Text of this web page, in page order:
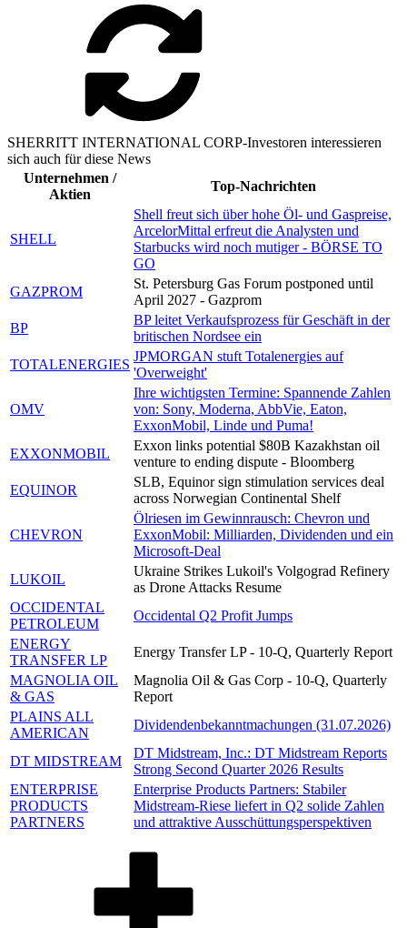
SHERRITT INTERNATIONAL CORP-Investoren interessieren
sich auch für diese News
Unternehmen /
Aktien
Top-Nachrichten
SHELL
Shell freut sich über hohe Öl- und Gaspreise,
ArcelorMittal erfreut die Analysten und
Starbucks wird noch mutiger - BÖRSE TO
GO
GAZPROM
St. Petersburg Gas Forum postponed until
April 2027 - Gazprom
BP
BP leitet Verkaufsprozess für Geschäft in der
britischen Nordsee ein
TOTALENERGIES
JPMORGAN stuft Totalenergies auf
'Overweight'
OMV
Ihre wichtigsten Termine: Spannende Zahlen
von: Sony, Moderna, AbbVie, Eaton,
ExxonMobil, Linde und Puma!
EXXONMOBIL
Exxon links potential $80B Kazakhstan oil
venture to ending dispute - Bloomberg
EQUINOR
SLB, Equinor sign stimulation services deal
across Norwegian Continental Shelf
CHEVRON
Ölriesen im Gewinnrausch: Chevron und
ExxonMobil: Milliarden, Dividenden und ein
Microsoft-Deal
LUKOIL
Ukraine Strikes Lukoil's Volgograd Refinery
as Drone Attacks Resume
OCCIDENTAL
PETROLEUM
Occidental Q2 Profit Jumps
ENERGY
TRANSFER LP
Energy Transfer LP - 10-Q, Quarterly Report
MAGNOLIA OIL
& GAS
Magnolia Oil & Gas Corp - 10-Q, Quarterly
Report
PLAINS ALL
AMERICAN
Dividendenbekanntmachungen (31.07.2026)
DT MIDSTREAM
DT Midstream, Inc.: DT Midstream Reports
Strong Second Quarter 2026 Results
ENTERPRISE
PRODUCTS
PARTNERS
Enterprise Products Partners: Stabiler
Midstream-Riese liefert in Q2 solide Zahlen
und attraktive Ausschüttungsperspektiven